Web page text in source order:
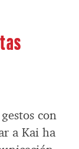
con
a Kai ha